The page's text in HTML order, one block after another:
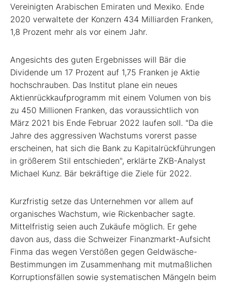
Vereinigten Arabischen Emiraten und Mexiko. Ende
2020 verwaltete der Konzern 434 Milliarden Franken,
1,8 Prozent mehr als vor einem Jahr.
Angesichts des guten Ergebnisses will Bär die
Dividende um 17 Prozent auf 1,75 Franken je Aktie
hochschrauben. Das Institut plane ein neues
Aktienrückkaufprogramm mit einem Volumen von bis
zu 450 Millionen Franken, das voraussichtlich von
März 2021 bis Ende Februar 2022 laufen soll. "Da die
Jahre des aggressiven Wachstums vorerst passe
erscheinen, hat sich die Bank zu Kapitalrückführungen
in größerem Stil entschieden", erklärte ZKB-Analyst
Michael Kunz. Bär bekräftige die Ziele für 2022.
Kurzfristig setze das Unternehmen vor allem auf
organisches Wachstum, wie Rickenbacher sagte.
Mittelfristig seien auch Zukäufe möglich. Er gehe
davon aus, dass die Schweizer Finanzmarkt-Aufsicht
Finma das wegen Verstößen gegen Geldwäsche-
Bestimmungen im Zusammenhang mit mutmaßlichen
Korruptionsfällen sowie systematischen Mängeln beim